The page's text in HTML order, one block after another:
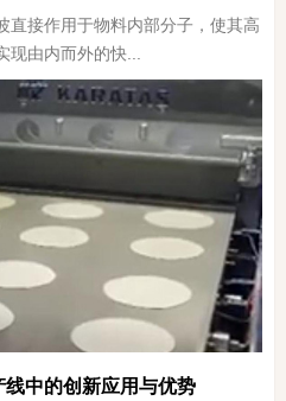
直接作用于物料内部分子，使其高
由内而外的快...
中的创新应用与优势